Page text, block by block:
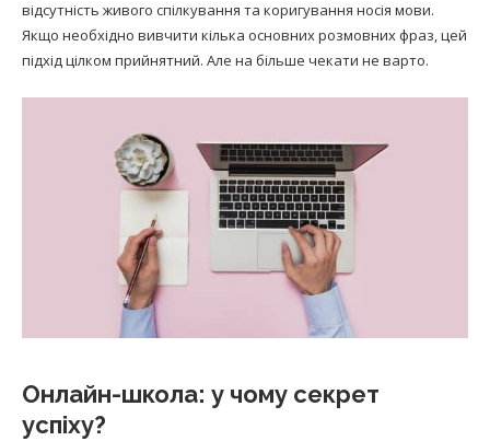
відсутність живого спілкування та коригування носія мови.
Якщо необхідно вивчити кілька основних розмовних фраз, цей
підхід цілком прийнятний. Але на більше чекати не варто.
Онлайн-школа: у чому секрет
успіху?